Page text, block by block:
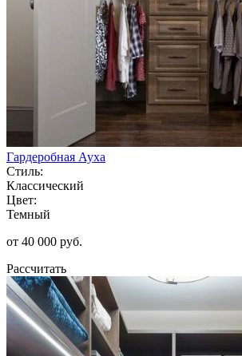
Гардеробная Ауха
Стиль:
Классический
Цвет:
Темный
от 40 000 руб.
Рассчитать